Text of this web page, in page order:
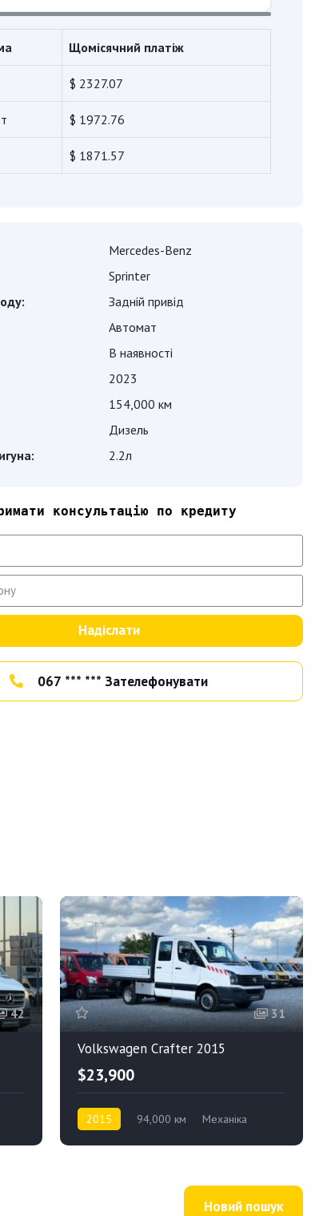
Щомісячний платіж
$ 2327.07
$ 1972.76
$ 1871.57
Mercedes-Benz
Sprinter
Задній привід
Автомат
В наявності
2023
154,000 км
Дизель
2.2л
консультацію по кредиту
Надіслати
067 *** *** Зателефонувати
42 31
Volkswagen Crafter 2015
$23,900
2015 94,000 км
Механіка
Новий пошук